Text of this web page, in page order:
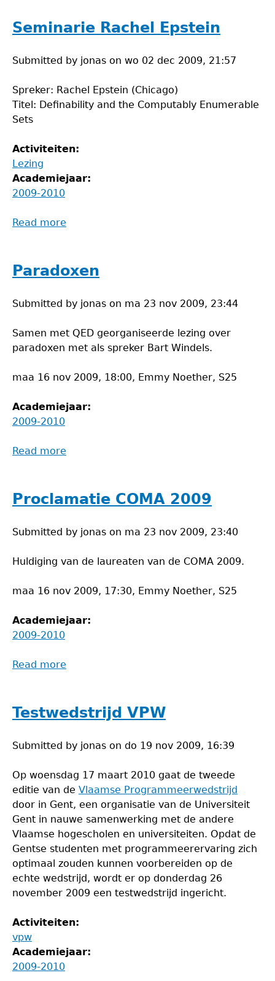
avond
Seminarie Rachel Epstein
Submitted by jonas on wo 02 dec 2009, 21:57
Spreker: Rachel Epstein (Chicago)
Titel: Definability and the Computably Enumerable
Sets
Activiteiten:
Lezing
Academiejaar:
2009-2010
Read more
Epstein
Paradoxen
Submitted by jonas on ma 23 nov 2009, 23:44
Samen met QED georganiseerde lezing over
paradoxen met als spreker Bart Windels.
maa 16 nov 2009, 18:00, Emmy Noether, S25
Academiejaar:
2009-2010
Read more
Proclamatie COMA 2009
Submitted by jonas on ma 23 nov 2009, 23:40
Huldiging van de laureaten van de COMA 2009.
maa 16 nov 2009, 17:30, Emmy Noether, S25
Academiejaar:
2009-2010
Read more
2009
Testwedstrijd VPW
Submitted by jonas on do 19 nov 2009, 16:39
Op woensdag 17 maart 2010 gaat de tweede
editie van de Vlaamse Programmeerwedstrijd
door in Gent, een organisatie van de Universiteit
Gent in nauwe samenwerking met de andere
Vlaamse hogescholen en universiteiten. Opdat de
Gentse studenten met programmeerervaring zich
optimaal zouden kunnen voorbereiden op de
echte wedstrijd, wordt er op donderdag 26
november 2009 een testwedstrijd ingericht.
Activiteiten:
vpw
Academiejaar:
2009-2010